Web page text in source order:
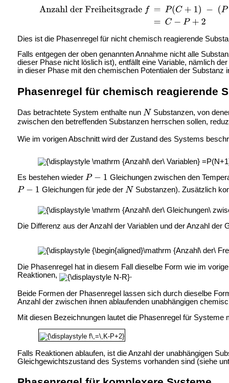
Dies ist die Phasenregel für nicht chemisch reagierende
Falls entgegen der oben genannten Annahme nicht alle
dieser Phase nicht löslich ist), entfällt eine Variable, nämlich
in dieser Phase mit den chemischen Potentialen der
Phasenregel für chemisch reagierende
Das betrachtete System enthalte nun
Substanzen, von
zwischen den betreffenden Substanzen herrschen sollen,
Wie im vorigen Abschnitt wird der Zustand des Systems
Es bestehen wieder
Gleichungen zwischen den
Gleichungen für jede der
Substanzen). Zusätzlich
Die Differenz aus der Anzahl der Variablen und der Anzahl der
Die Phasenregel hat in diesem Fall dieselbe Form wie im
Reaktionen,
.
Beide Formen der Phasenregel lassen sich durch dieselbe
Anzahl der zwischen ihnen ablaufenden unabhängigen
Mit diesen Bezeichnungen lautet die Phasenregel für Systeme
Falls Reaktionen ablaufen, ist die Anzahl der unabhängigen
Gleichgewichtszustand des Systems vorhanden sind (siehe